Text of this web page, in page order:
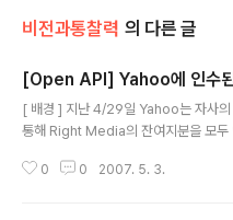
비전과통찰력 의 다른 글
[Open API] Yahoo에 인수
[ 배경 ] 지난 4/29일 Yahoo는 자사
통해 Right Media의 잔여지분을 모두
다 [Right Media는 어떤 회사인가? ]
0 0 2007. 5. 3.